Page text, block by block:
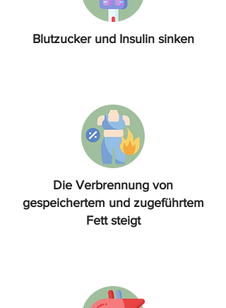
Blutzucker und Insulin sinken
Die Verbrennung von
gespeichertem und zugeführtem
Fett steigt